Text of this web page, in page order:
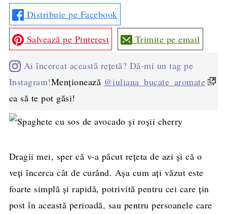
Distribuie pe Facebook
Salvează pe Pinterest Trimite pe email
Ai încercat această rețetă? Dă-mi un tag pe
Instagram!Menționează @iuliana_bucate_aromate
ca să te pot găsi!
Dragii mei, sper că v-a păcut reţeta de azi şi că o
veţi încerca cât de curând. Aşa cum aţi văzut este
foarte simplă şi rapidă, potrivită pentru cei care ţin
post în această perioadă, sau pentru persoanele care